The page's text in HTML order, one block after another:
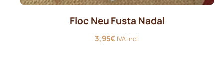
Floc Neu Fusta Nadal
3,95€ IVA incl.